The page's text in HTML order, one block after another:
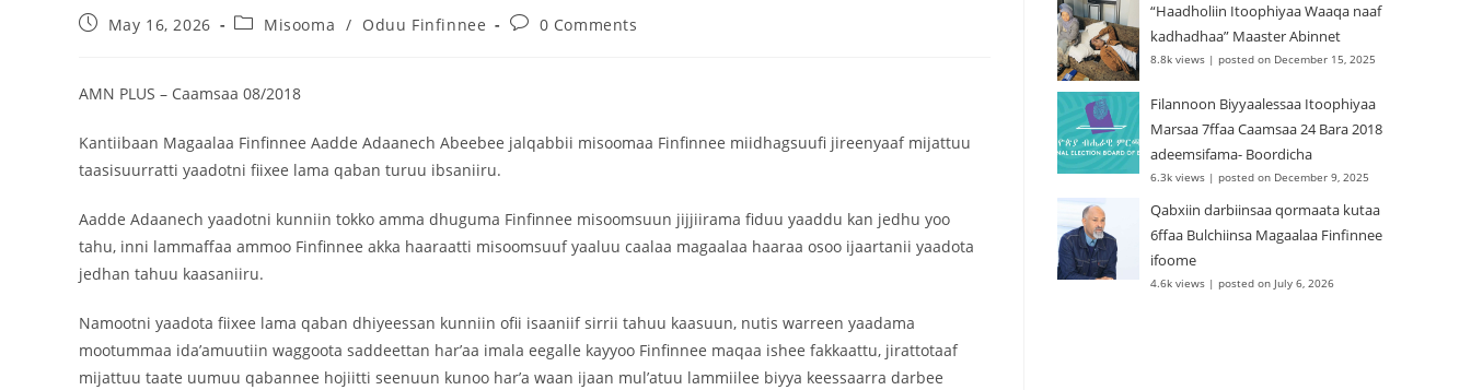
May 16, 2026 Misooma / Oduu Finfinnee 0 Comments
AMN PLUS – Caamsaa 08/2018
Kantiibaan Magaalaa Finfinnee Aadde Adaanech Abeebee jalqabbii misoomaa Finfinnee miidhagsuufi jireenyaaf mijattuu
taasisuurratti yaadotni fiixee lama qaban turuu ibsaniiru.
Aadde Adaanech yaadotni kunniin tokko amma dhuguma Finfinnee misoomsuun jijjiirama fiduu yaaddu kan jedhu yoo
tahu, inni lammaffaa ammoo Finfinnee akka haaraatti misoomsuuf yaaluu caalaa magaalaa haaraa osoo ijaartanii yaadota
jedhan tahuu kaasaniiru.
Namootni yaadota fiixee lama qaban dhiyeessan kunniin ofii isaaniif sirrii tahuu kaasuun, nutis warreen yaadama
mootummaa ida’amuutiin waggoota saddeettan har’aa imala eegalle kayyoo Finfinnee maqaa ishee fakkaattu, jirattotaaf
mijattuu taate uumuu qabannee hojiitti seenuun kunoo har’a waan ijaan mul’atuu lammiilee biyya keessaarra darbee
“Haadholiin Itoophiyaa Waaqa naaf
kadhadhaa” Maaster Abinnet
8.8k views | posted on December 15, 2025
Filannoon Biyyaalessaa Itoophiyaa
Marsaa 7ffaa Caamsaa 24 Bara 2018
adeemsifama- Boordicha
6.3k views | posted on December 9, 2025
Qabxiin darbiinsaa qormaata kutaa
6ffaa Bulchiinsa Magaalaa Finfinnee
ifoome
4.6k views | posted on July 6, 2026